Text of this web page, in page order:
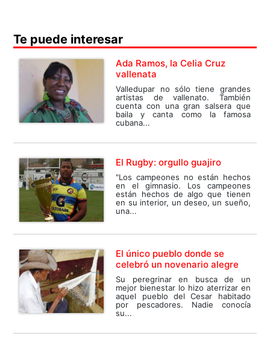
Te puede interesar
Ada Ramos, la Celia Cruz
vallenata
Valledupar no sólo tiene grandes
artistas de vallenato. También
cuenta con una gran salsera que
baila y canta como la famosa
cubana...
El Rugby: orgullo guajiro
"Los campeones no están hechos
en el gimnasio. Los campeones
están hechos de algo que tienen
en su interior, un deseo, un sueño,
una...
El único pueblo donde se
celebró un novenario alegre
Su peregrinar en busca de un
mejor bienestar lo hizo aterrizar en
aquel pueblo del Cesar habitado
por pescadores. Nadie conocía
su...